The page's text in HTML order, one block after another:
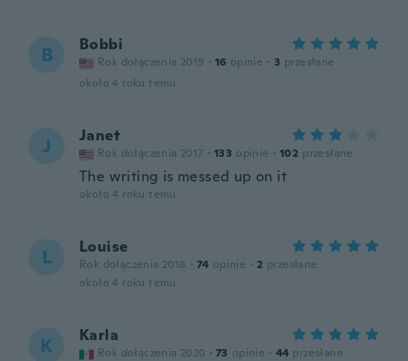
B Bobbi
Rok dołączenia 2019 · 16 opinie · 3 przesłane
około 4 roku temu
J Janet
Rok dołączenia 2017 · 133 opinie · 102 przesłane
The writing is messed up on it
około 4 roku temu
L Louise
Rok dołączenia 2018 · 74 opinie · 2 przesłane
około 4 roku temu
K Karla
Rok dołączenia 2020 · 73 opinie · 44 przesłane